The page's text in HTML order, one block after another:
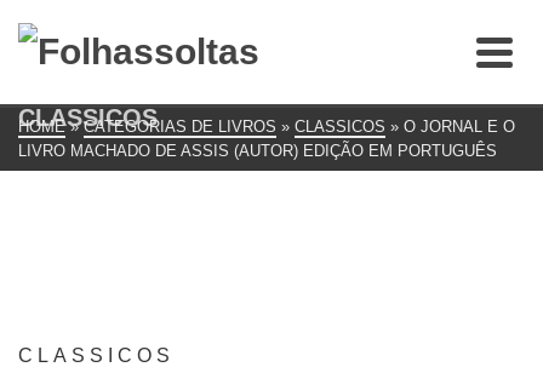
CLASSICOS
HOME » CATEGORIAS DE LIVROS » CLASSICOS » O JORNAL E O
LIVRO MACHADO DE ASSIS (AUTOR) EDIÇÃO EM PORTUGUÊS
CLASSICOS